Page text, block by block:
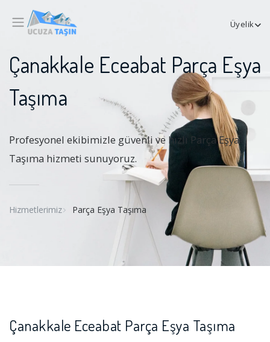
Üyelik
Çanakkale Eceabat Parça Eşya
Taşıma
Profesyonel ekibimizle güvenli ve hızlı Parça Eşya
Taşıma hizmeti sunuyoruz.
Hizmetlerimiz Parça Eşya Taşıma
Çanakkale Eceabat Parça Eşya Taşıma